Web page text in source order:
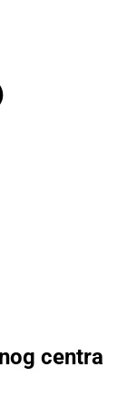
centra